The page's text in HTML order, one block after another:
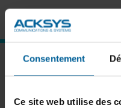
Consentement
Ce site web utilise des
ABONNEZ-VOUS